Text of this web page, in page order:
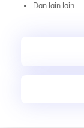
Dan lain lain